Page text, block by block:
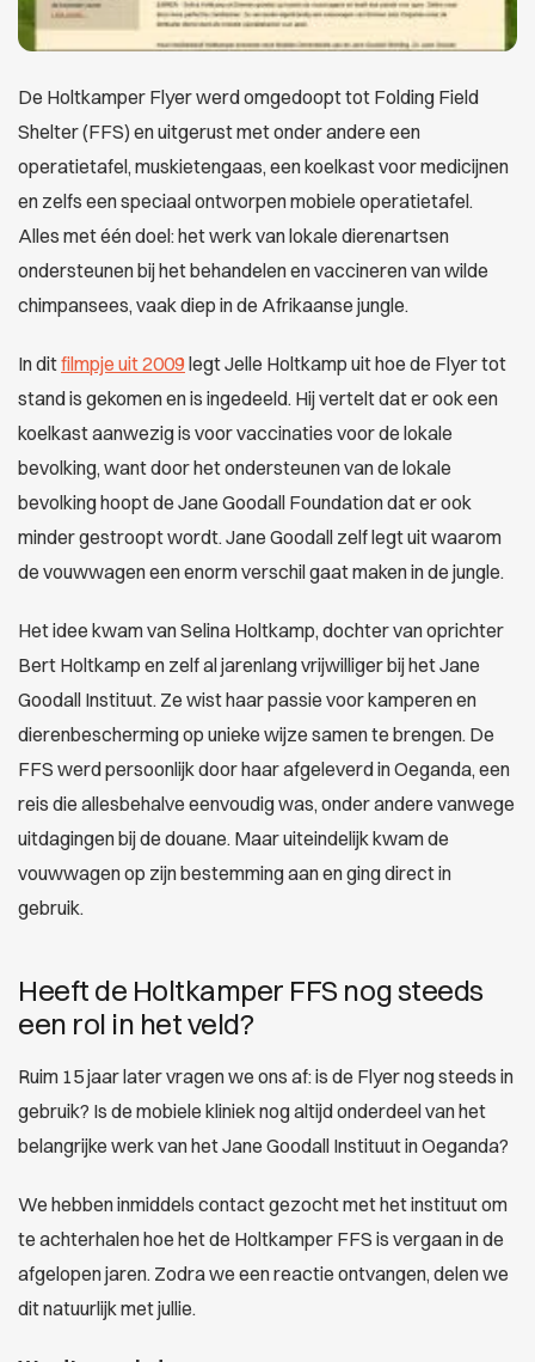
De Holtkamper Flyer werd omgedoopt tot Folding Field
Shelter (FFS) en uitgerust met onder andere een
operatietafel, muskietengaas, een koelkast voor medicijnen
en zelfs een speciaal ontworpen mobiele operatietafel.
Alles met één doel: het werk van lokale dierenartsen
ondersteunen bij het behandelen en vaccineren van wilde
chimpansees, vaak diep in de Afrikaanse jungle.
In ditfilmpje uit 2009 legt Jelle Holtkamp uit hoe de Flyer tot
stand is gekomen en is ingedeeld. Hij vertelt dat er ook een
koelkast aanwezig is voor vaccinaties voor de lokale
bevolking, want door het ondersteunen van de lokale
bevolking hoopt de Jane Goodall Foundation dat er ook
minder gestroopt wordt. Jane Goodall zelf legt uit waarom
de vouwwagen een enorm verschil gaat maken in de jungle.
Het idee kwam van Selina Holtkamp, dochter van oprichter
Bert Holtkamp en zelf al jarenlang vrijwilliger bij het Jane
Goodall Instituut. Ze wist haar passie voor kamperen en
dierenbescherming op unieke wijze samen te brengen. De
FFS werd persoonlijk door haar afgeleverd in Oeganda, een
reis die allesbehalve eenvoudig was, onder andere vanwege
uitdagingen bij de douane. Maar uiteindelijk kwam de
vouwwagen op zijn bestemming aan en ging direct in
gebruik.
Heeft de Holtkamper FFS nog steeds
een rol in het veld?
Ruim 15 jaar later vragen we ons af: is de Flyer nog steeds in
gebruik? Is de mobiele kliniek nog altijd onderdeel van het
belangrijke werk van het Jane Goodall Instituut in Oeganda?
We hebben inmiddels contact gezocht met het instituut om
te achterhalen hoe het de Holtkamper FFS is vergaan in de
afgelopen jaren. Zodra we een reactie ontvangen, delen we
dit natuurlijk met jullie.